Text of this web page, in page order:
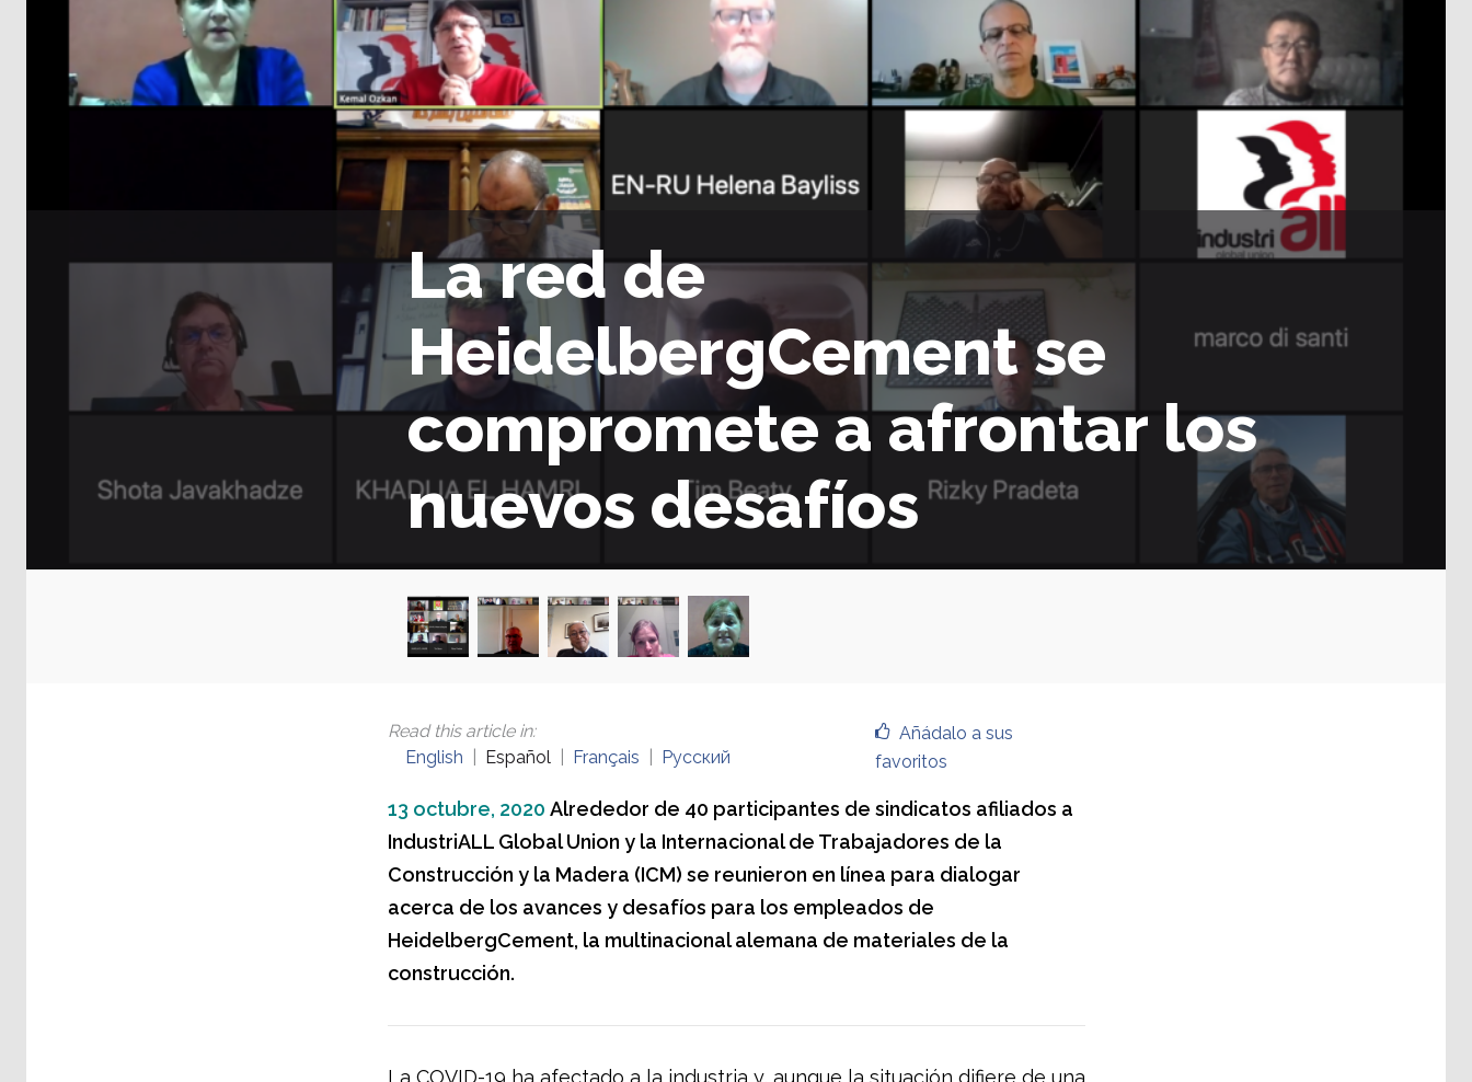
La red de
HeidelbergCement se
compromete a afrontar los
nuevos desafíos
Añádalo a sus
favoritos
Read this article in:
English
Español Français Русский
13 octubre, 2020 Alrededor de 40 participantes de sindicatos afiliados a
IndustriALL Global Union y la Internacional de Trabajadores de la
Construcción y la Madera (ICM) se reunieron en línea para dialogar
acerca de los avances y desafíos para los empleados de
HeidelbergCement, la multinacional alemana de materiales de la
construcción.
La COVID-19 ha afectado a la industria y, aunque la situación difiere de una